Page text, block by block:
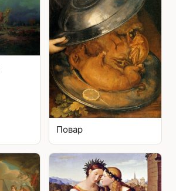
Повар